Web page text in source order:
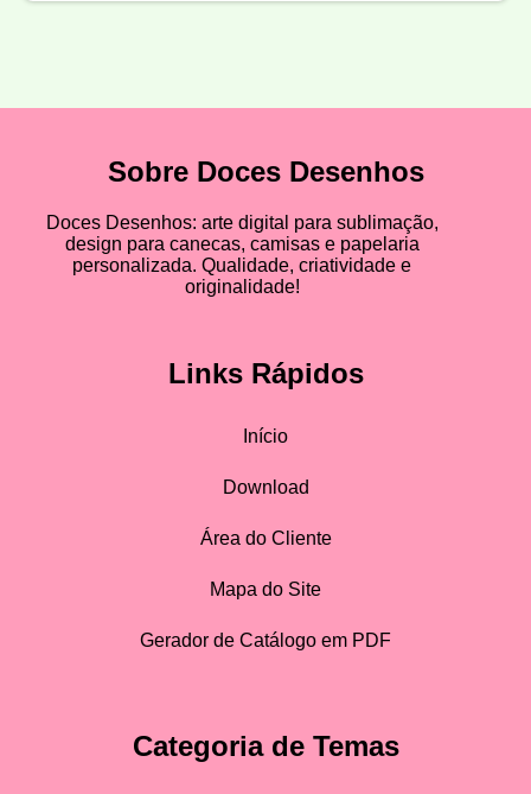
Sobre Doces Desenhos
Doces Desenhos: arte digital para sublimação,
design para canecas, camisas e papelaria
personalizada. Qualidade, criatividade e
originalidade!
Links Rápidos
Início
Download
Área do Cliente
Mapa do Site
Gerador de Catálogo em PDF
Categoria de Temas